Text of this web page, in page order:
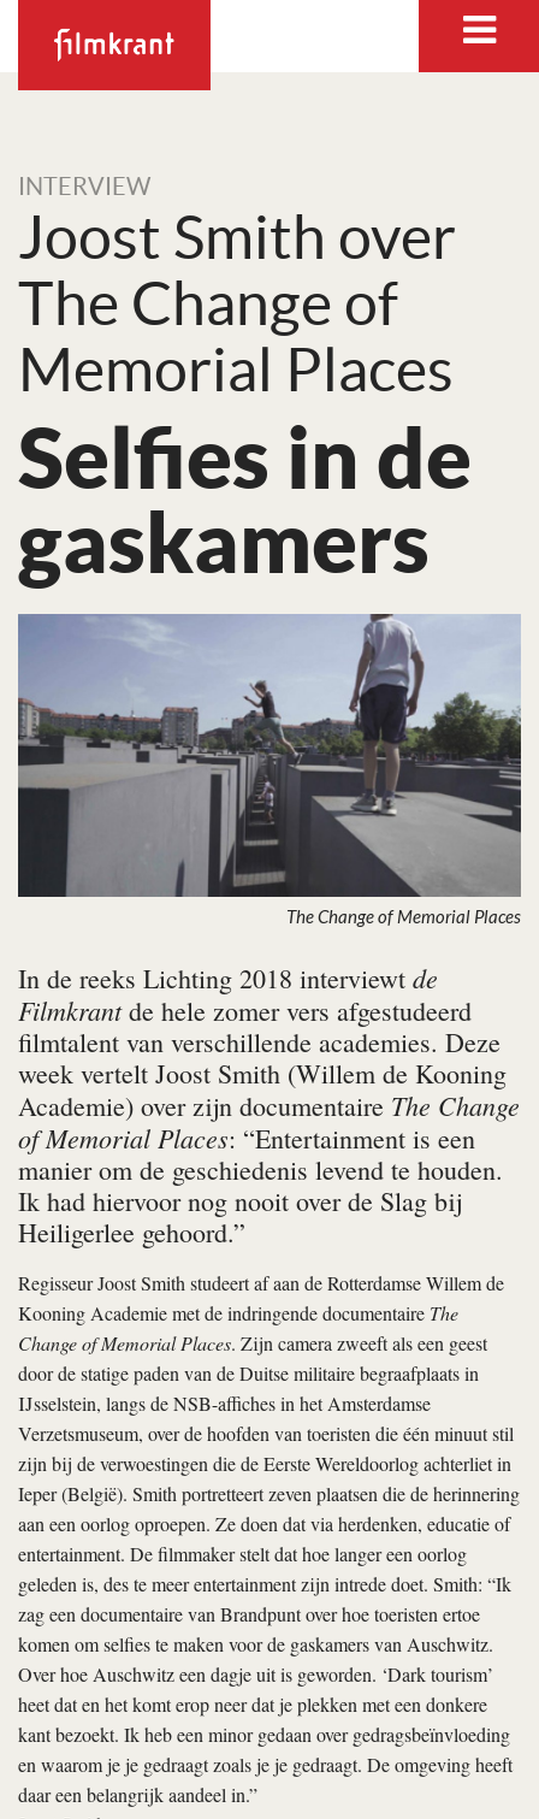
INTERVIEW
Joost Smith over
The Change of
Memorial Places
Selfies in de
gaskamers
The Change of Memorial Places
In de reeks Lichting 2018 interviewt de
Filmkrantde hele zomer vers afgestudeerd
filmtalent van verschillende academies. Deze
week vertelt Joost Smith (Willem de Kooning
Academie) over zijn documentaire The Change
of Memorial Places: “Entertainment is een
manier om de geschiedenis levend te houden.
Ik had hiervoor nog nooit over de Slag bij
Heiligerlee gehoord.”
Regisseur Joost Smith studeert af aan de Rotterdamse Willem de
Kooning Academie met de indringende documentaire The
Change of Memorial Places. Zijn camera zweeft als een geest
door de statige paden van de Duitse militaire begraafplaats in
IJsselstein, langs de NSB-affiches in het Amsterdamse
Verzetsmuseum, over de hoofden van toeristen die één minuut stil
zijn bij de verwoestingen die de Eerste Wereldoorlog achterliet in
Ieper (België). Smith portretteert zeven plaatsen die de herinnering
aan een oorlog oproepen. Ze doen dat via herdenken, educatie of
entertainment. De filmmaker stelt dat hoe langer een oorlog
geleden is, des te meer entertainment zijn intrede doet. Smith: “Ik
zag een documentaire van Brandpunt over hoe toeristen ertoe
komen om selfies te maken voor de gaskamers van Auschwitz.
Over hoe Auschwitz een dagje uit is geworden. ‘Dark tourism’
heet dat en het komt erop neer dat je plekken met een donkere
kant bezoekt. Ik heb een minor gedaan over gedragsbeïnvloeding
en waarom je je gedraagt zoals je je gedraagt. De omgeving heeft
daar een belangrijk aandeel in.”